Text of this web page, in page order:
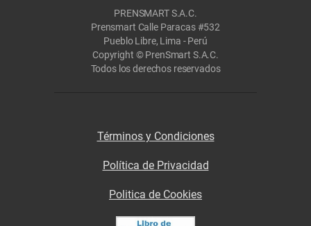
PRENSMART S.A.C.
Prensmart Calle Paracas #532
Pueblo Libre, Lima - Perú
Copyright © PrenSmart S.A.C.
Todos los derechos reservados
Términos y Condiciones
Política de Privacidad
Politica de Cookies